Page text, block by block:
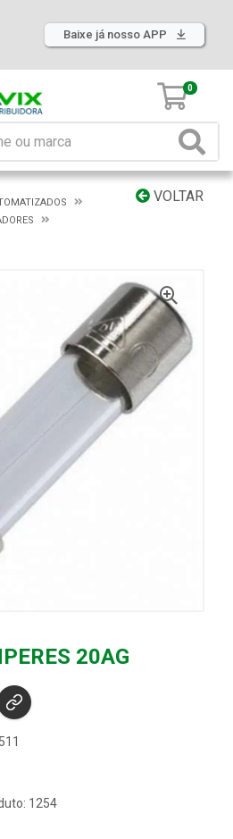
Baixe já nosso APP
0
VOLTAR
20AG
1254